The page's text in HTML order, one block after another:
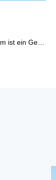
Das optische Sortiersystem ist ein Gerät zum automatischen Aussortieren des fehlerhaften Materials unter Verwendung der optoelektronischen Erkennungstechnologie entsprechend dem Unterschied der optischen Eigenschaften der Materialien.Abhängig von den verwendeten Sensortypen und der softwaregesteuerten Intelligenz des Bildverarbeitungssystems können optische Sortierer Farbe, Größe und Form von Objekten erkennen und Objekte mit benutzerdefinierten Annahme-/Ablehnungskriterien vergleichen, um fehlerhafte Produkte zu identifizieren und zu entfernen und Fremdmaterial (FM) aus der Produktionslinie oder zum Trennen von Produkten verschiedener Qualitäten oder Materialarten.